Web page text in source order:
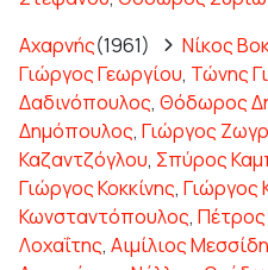
Αχαρνής(1961) Νίκος
Γιώργος Γεωργίου, Τώνης
Δαδινόπουλος, Θόδωρος
Δημόπουλος, Γιώργος
Καζαντζόγλου, Σπύρος
Γιώργος Κοκκίνης, Γιώργος
Κωνσταντόπουλος,
Λοχαΐτης, Αιμίλιος